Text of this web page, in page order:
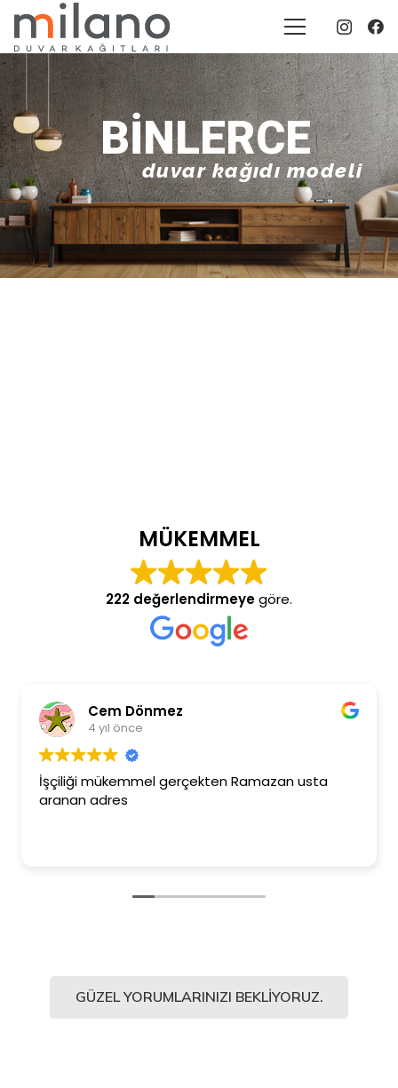
BINLERCE
duvar kağıdı modeli
MÜKEMMEL
222 değerlendirmeyegöre.
Cem Dönmez
4 yıl önce
İşçiliği mükemmel gerçekten Ramazan usta
aranan adres
GÜZEL YORUMLARINIZI BEKLIYORUZ.